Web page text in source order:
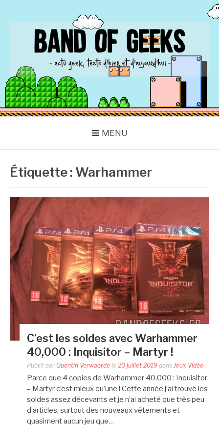
BAND OF GEEKS
Actu Geek d'hier et d'aujourd'hui
MENU
Étiquette : Warhammer
C’est les soldes avec Warhammer
40,000 : Inquisitor – Martyr !
Publié par Quentin Verwaerde le 20 juillet 2019 dans Jeux Vidéo
Parce que 4 copies de Warhammer 40,000 : Inquisitor
– Martyr c’est mieux qu’une ! Cette année j’ai trouvé les
soldes assez décevants et je n’ai acheté que très peu
d’articles, surtout des nouveaux vêtements et
quasiment aucun jeu que…